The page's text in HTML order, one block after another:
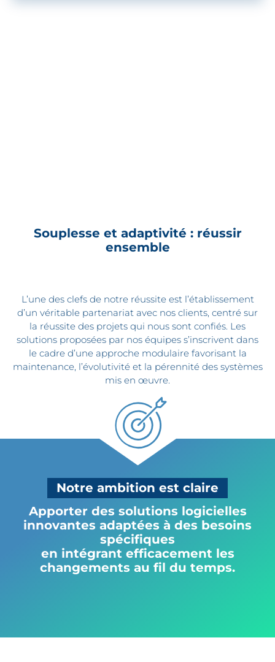
Souplesse et adaptivité : réussir
ensemble
L’une des clefs de notre réussite est l’établissement
d’un véritable partenariat avec nos clients, centré sur
la réussite des projets qui nous sont confiés. Les
solutions proposées par nos équipes s’inscrivent dans
le cadre d’une approche modulaire favorisant la
maintenance, l’évolutivité et la pérennité des systèmes
mis en œuvre.
Notre ambition est claire
Apporter des solutions logicielles
innovantes adaptées à des besoins
spécifiques
en intégrant efficacement les
changements au fil du temps.